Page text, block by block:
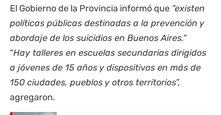
El Gobierno de la Provincia informó que “existen
políticas públicas destinadas a la prevención y
abordaje de los suicidios en Buenos Aires.“
“Hay talleres en escuelas secundarias dirigidos
a jóvenes de 15 años y dispositivos en más de
150 ciudades, pueblos y otros territorios”,
agregaron.